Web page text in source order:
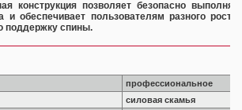
конструкция позволяет безопасно
и обеспечивает пользователям разного
поддержку спины.
профессиональное
силовая скамья